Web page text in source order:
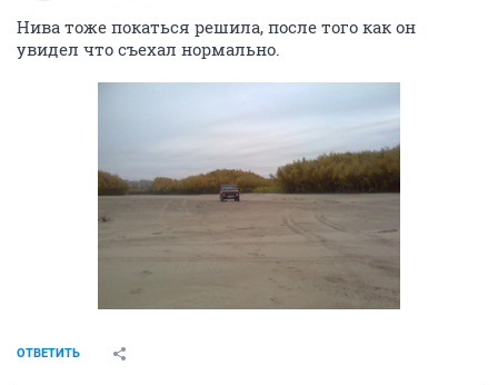
Нива тоже покаться решила, после того как он
увидел что съехал нормально.
ОТВЕТИТЬ